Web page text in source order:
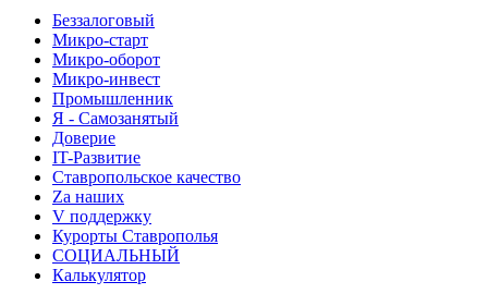
Беззалоговый
Микро-старт
Микро-оборот
Микро-инвест
Промышленник
Я - Самозанятый
Доверие
IT-Развитие
Ставропольское качество
Za наших
V поддержку
Курорты Ставрополья
СОЦИАЛЬНЫЙ
Калькулятор